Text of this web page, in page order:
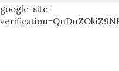
google-site-